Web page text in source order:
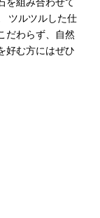
ツルツルした仕
だわらず、自然
好む方にはぜひ